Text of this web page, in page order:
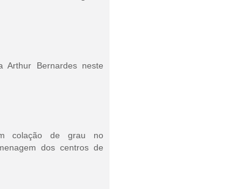
Arthur Bernardes neste
colação de grau no
dos centros de